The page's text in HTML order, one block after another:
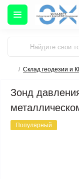
Склад геодезии и
Зонд
Популярный